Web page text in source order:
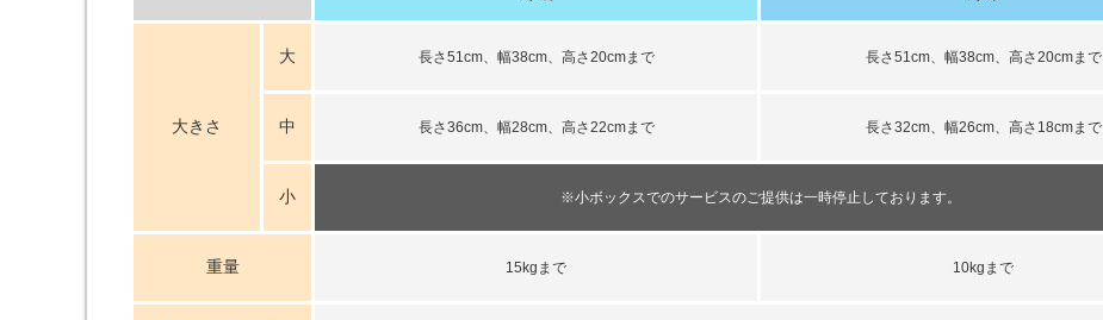
大きさ
大 長さ51cm、幅38cm、高さ20cmまで 長さ51cm、幅38cm、高さ20cmまで
中 長さ36cm、幅28cm、高さ22cmまで 長さ32cm、幅26cm、高さ18cmまで
小 ※小ボックスでのサービスのご提供は一時停止しております。
重量 15kgまで 10kgまで